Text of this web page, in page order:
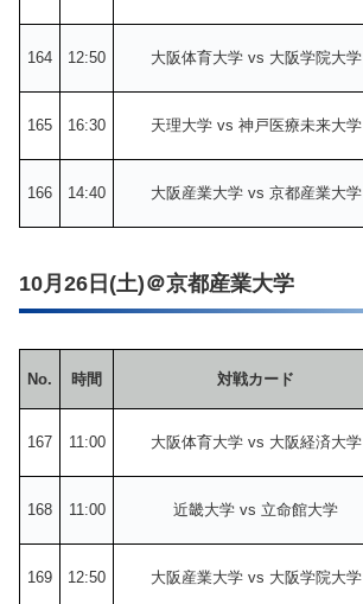
164 12:50 大阪体育大学 vs 大阪学院大学
165 16:30 天理大学 vs 神戸医療未来大学
166 14:40 大阪産業大学 vs 京都産業大学
10月26日(土)＠京都産業大学
No. 時間 対戦カード
167 11:00 大阪体育大学 vs 大阪経済大学
168 11:00 近畿大学 vs 立命館大学
169 12:50 大阪産業大学 vs 大阪学院大学